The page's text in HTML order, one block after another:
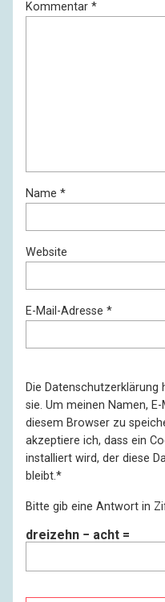
Kommentar *
Name *
Website
E-Mail-Adresse *
Die Datenschutzerklärung
sie. Um meinen Namen,
diesem Browser zu
akzeptiere ich, dass ein
installiert wird, der diese
bleibt.*
Bitte gib eine Antwort in
dreizehn − acht =